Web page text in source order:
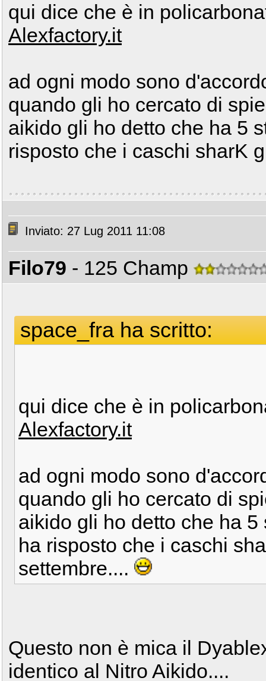
qui dice che è in
Alexfactory.it
ad ogni modo sono
quando gli ho cercato di
aikido gli ho detto che ha 5
risposto che i caschi sharK
Inviato: 27 Lug 2011 11:08
Filo79 - 125 Champ
space_fra ha scritto:
qui dice che è in
Alexfactory.it
ad ogni modo sono
quando gli ho cercato di
aikido gli ho detto che ha
ha risposto che i caschi
settembre....
Questo non è mica il
identico al Nitro Aikido....